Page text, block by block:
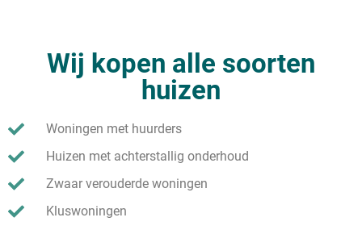
Wij kopen alle soorten
huizen
Woningen met huurders
Huizen met achterstallig onderhoud
Zwaar verouderde woningen
Kluswoningen